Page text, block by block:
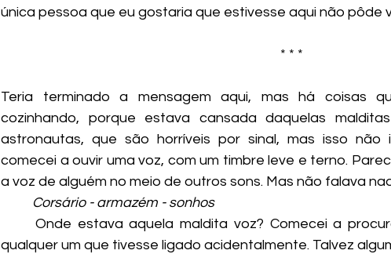
única pessoa que eu gostaria que estivesse aqui não pôde
* * *
Teria terminado a mensagem aqui, mas há coisas
cozinhando, porque estava cansada daquelas
astronautas, que são horríveis por sinal, mas isso não
comecei a ouvir uma voz, com um timbre leve e terno.
a voz de alguém no meio de outros sons. Mas não falava
Corsário - armazém - sonhos
qualquer um que tivesse ligado acidentalmente. Talvez